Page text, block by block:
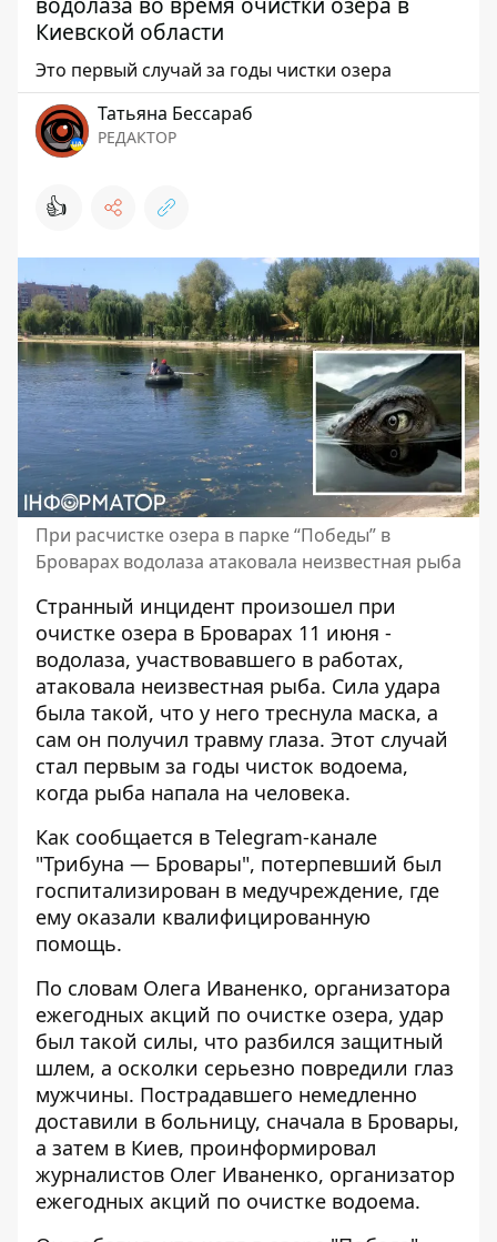
Киевской области
Это первый случай за годы чистки озера
Татьяна Бессараб
РЕДАКТОР
👍
При расчистке озера в парке “Победы” в
Броварах водолаза атаковала неизвестная рыба
Странный инцидент произошел при
очистке озера в Броварах 11 июня -
водолаза, участвовавшего в работах,
атаковала неизвестная рыба. Сила удара
была такой, что у него треснула маска, а
сам он получил травму глаза. Этот случай
стал первым за годы чисток водоема,
когда рыба напала на человека.
Как сообщается в Telegram-канале
"Трибуна — Бровары", потерпевший был
госпитализирован в медучреждение, где
ему оказали квалифицированную
помощь.
По словам Олега Иваненко, организатора
ежегодных акций по очистке озера, удар
был такой силы, что разбился защитный
шлем, а осколки серьезно повредили глаз
мужчины. Пострадавшего немедленно
доставили в больницу, сначала в Бровары,
а затем в Киев, проинформировал
журналистов Олег Иваненко, организатор
ежегодных акций по очистке водоема.